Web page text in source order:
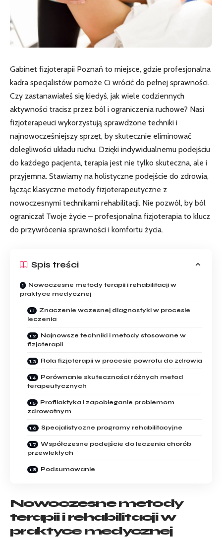
Gabinet fizjoterapii Poznań to miejsce, gdzie profesjonalna
kadra specjalistów pomoże Ci wrócić do pełnej sprawności.
Czy zastanawiałeś się kiedyś, jak wiele codziennych
aktywności tracisz przez ból i ograniczenia ruchowe? Nasi
fizjoterapeuci wykorzystują sprawdzone techniki i
najnowocześniejszy sprzęt, by skutecznie eliminować
dolegliwości układu ruchu. Dzięki indywidualnemu podejściu
do każdego pacjenta, terapia jest nie tylko skuteczna, ale i
przyjemna. Stawiamy na holistyczne podejście do zdrowia,
łącząc klasyczne metody fizjoterapeutyczne z
nowoczesnymi technikami rehabilitacji. Nie pozwól, by ból
ograniczał Twoje życie – profesjonalna fizjoterapia to klucz
do przywrócenia sprawności i komfortu życia.
Spis treści
Nowoczesne metody terapii i rehabilitacji w
praktyce medycznej
Znaczenie wczesnej diagnostyki w procesie
leczenia
Najnowsze techniki i metody stosowane w
fizjoterapii
Rola fizjoterapii w procesie powrotu do zdrowia
Porównanie skuteczności różnych metod
terapeutycznych
Profilaktyka i zapobieganie problemom
zdrowotnym
Specjalistyczne programy rehabilitacyjne
Współczesne podejście do leczenia chorób
przewlekłych
Podsumowanie
Nowoczesne metody
terapii i rehabilitacji w
praktyce medycznej